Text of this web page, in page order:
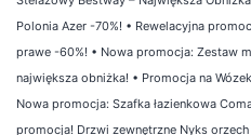
Polonia Azer -70%! • Rewelacyjna
prawe -60%! • Nowa promocja: Zestaw
największa obniżka! • Promocja na
Nowa promocja: Szafka łazienkowa
promocja! Drzwi zewnętrzne Nyks